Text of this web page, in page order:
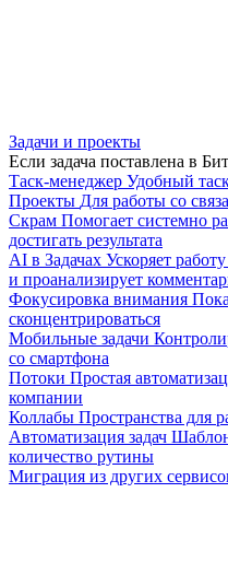
Задачи и проекты
Если задача поставлена в
Таск-менеджер Удобный
Проекты Для работы со
Скрам Помогает системно
достигать результата
AI в Задачах Ускоряет
и проанализирует
Фокусировка внимания
сконцентрироваться
Мобильные задачи
со смартфона
Потоки Простая
компании
Коллабы Пространства для
Автоматизация задач
количество рутины
Миграция из других